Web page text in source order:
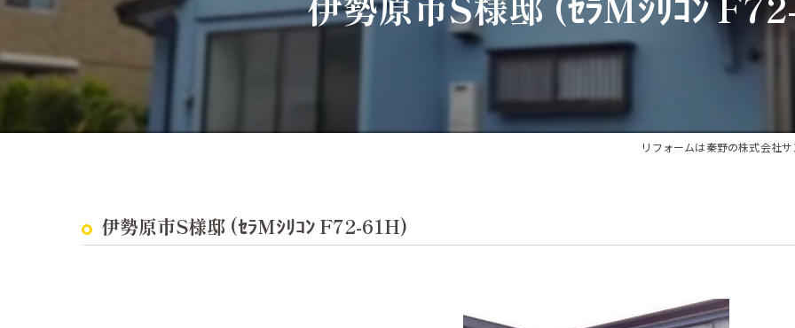
株式会社サンペイント 本社
リクルート
高所点検ロボットカメラ
アスベストの事前調査について
耐震診断
水廻り
無料点検
法人様向け
リフォームは秦野の株式会社
伊勢原市S様邸 (ｾﾗMｼﾘｺﾝ F72-61H)